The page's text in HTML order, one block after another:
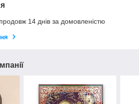
14 днів за домовленістю